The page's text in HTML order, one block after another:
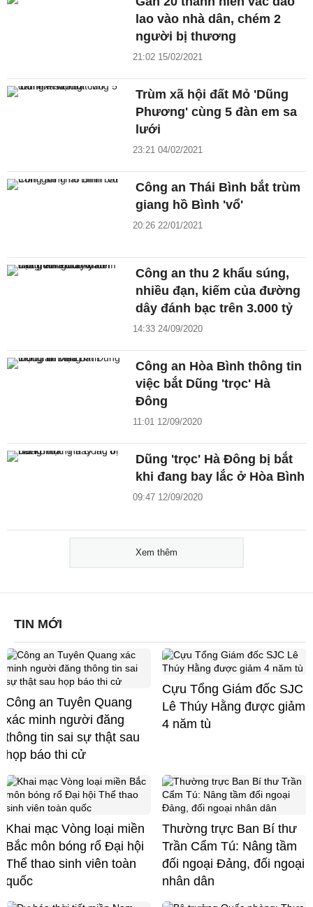
lao vào nhà dân, chém 2
người bị thương
21:02 15/02/2021
Trùm xã hội đất Mỏ 'Dũng
Phương' cùng 5 đàn em sa
lưới
23:21 04/02/2021
Công an Thái Bình bắt trùm
giang hồ Bình 'vổ'
20:26 22/01/2021
Công an thu 2 khẩu súng,
nhiều đạn, kiếm của đường
dây đánh bạc trên 3.000 tỷ
14:33 24/09/2020
Công an Hòa Bình thông tin
việc bắt Dũng 'trọc' Hà
Đông
11:01 12/09/2020
Dũng 'trọc' Hà Đông bị bắt
khi đang bay lắc ở Hòa Bình
09:47 12/09/2020
Xem thêm
TIN MỚI
Công an Tuyên Quang
xác minh người đăng
thông tin sai sự thật sau
họp báo thi cử
Cựu Tổng Giám đốc SJC
Lê Thúy Hằng được giảm
4 năm tù
Khai mạc Vòng loại miền
Bắc môn bóng rổ Đại hội
Thể thao sinh viên toàn
quốc
Thường trực Ban Bí thư
Trần Cẩm Tú: Nâng tầm
đối ngoại Đảng, đối ngoại
nhân dân